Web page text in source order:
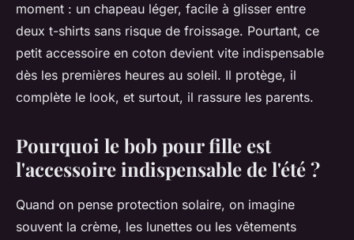
moment : un chapeau léger, facile à glisser entre
deux t-shirts sans risque de froissage. Pourtant, ce
petit accessoire en coton devient vite indispensable
dès les premières heures au soleil. Il protège, il
complète le look, et surtout, il rassure les parents.
Pourquoi le bob pour fille est
l'accessoire indispensable de l'été ?
Quand on pense protection solaire, on imagine
souvent la crème, les lunettes ou les vêtements